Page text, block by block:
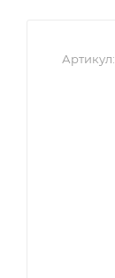
Артикул: